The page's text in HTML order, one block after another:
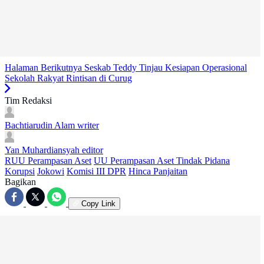
Halaman Berikutnya Seskab Teddy Tinjau Kesiapan Operasional
Sekolah Rakyat Rintisan di Curug
Tim Redaksi
Bachtiarudin Alam writer
Yan Muhardiansyah editor
RUU Perampasan Aset UU Perampasan Aset Tindak Pidana
Korupsi Jokowi Komisi III DPR Hinca Panjaitan
Bagikan
Copy Link